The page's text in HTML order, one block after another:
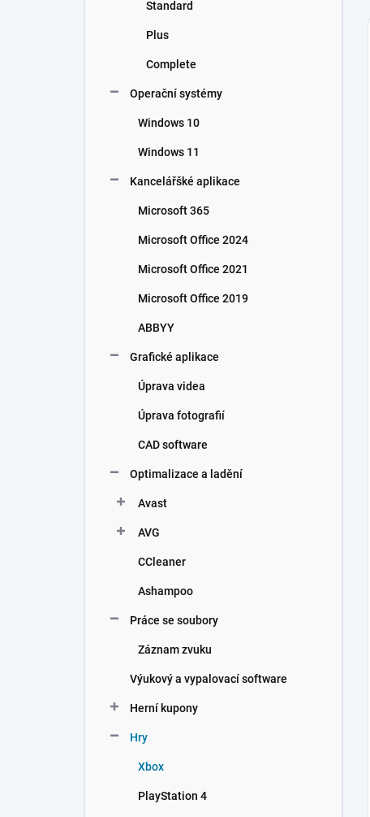
Standard
Plus
Complete
Operační systémy
Windows 10
Windows 11
Kancelářšké aplikace
Microsoft 365
Microsoft Office 2024
Microsoft Office 2021
Microsoft Office 2019
ABBYY
Grafické aplikace
Úprava videa
Úprava fotografií
CAD software
Optimalizace a ladění
Avast
AVG
CCleaner
Ashampoo
Práce se soubory
Záznam zvuku
Výukový a vypalovací software
Herní kupony
Hry
Xbox
PlayStation 4